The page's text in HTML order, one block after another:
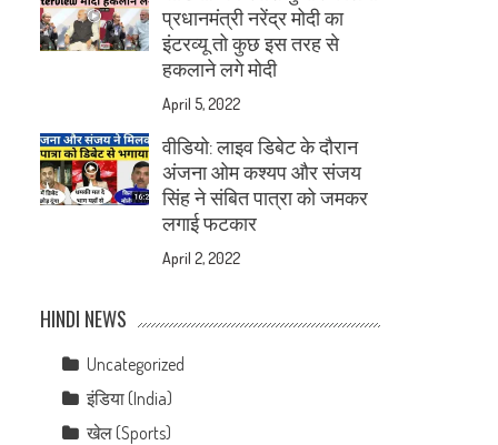
प्रधानमंत्री नरेंद्र मोदी का
इंटरव्यू तो कुछ इस तरह से
हकलाने लगे मोदी
April 5, 2022
वीडियो: लाइव डिबेट के दौरान
अंजना ओम कश्यप और संजय
सिंह ने संबित पात्रा को जमकर
लगाई फटकार
April 2, 2022
HINDI NEWS
Uncategorized
इंडिया (India)
खेल (Sports)